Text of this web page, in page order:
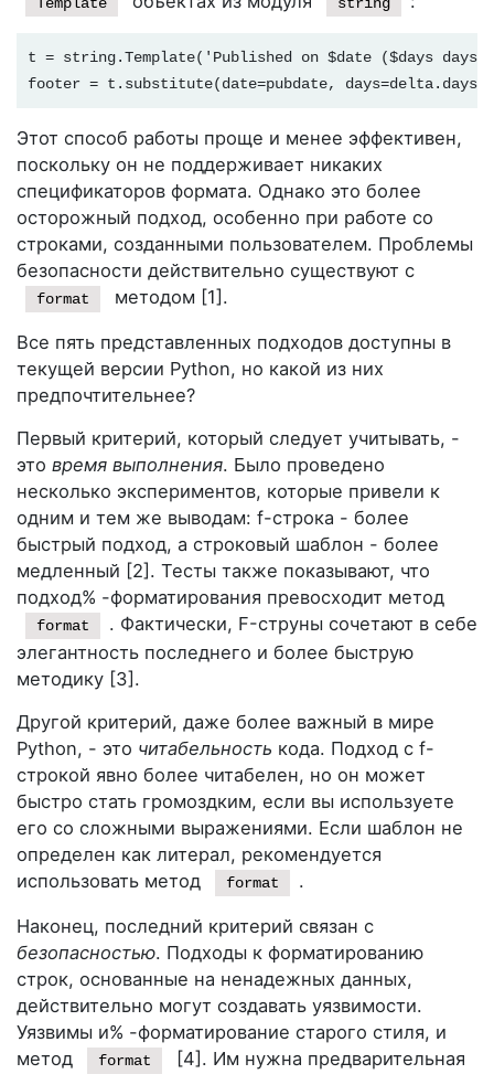
t = string.Template('Published on $date ($days days
footer = t.substitute(date=pubdate, days=delta.days)
Этот способ работы проще и менее эффективен,
поскольку он не поддерживает никаких
спецификаторов формата. Однако это более
осторожный подход, особенно при работе со
строками, созданными пользователем. Проблемы
безопасности действительно существуют с
format методом [1].
Все пять представленных подходов доступны в
текущей версии Python, но какой из них
предпочтительнее?
Первый критерий, который следует учитывать, -
это время выполнения. Было проведено
несколько экспериментов, которые привели к
одним и тем же выводам: f-строка - более
быстрый подход, а строковый шаблон - более
медленный [2]. Тесты также показывают, что
подход% -форматирования превосходит метод
format
. Фактически, F-струны сочетают в себе
элегантность последнего и более быструю
методику [3].
Другой критерий, даже более важный в мире
Python, - это читабельность кода. Подход с f-
строкой явно более читабелен, но он может
быстро стать громоздким, если вы используете
его со сложными выражениями. Если шаблон не
определен как литерал, рекомендуется
использовать метод
format .
Наконец, последний критерий связан с
безопасностью. Подходы к форматированию
строк, основанные на ненадежных данных,
действительно могут создавать уязвимости.
Уязвимы и% -форматирование старого стиля, и
метод
format
[4]. Им нужна предварительная